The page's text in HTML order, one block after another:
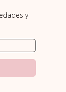
y